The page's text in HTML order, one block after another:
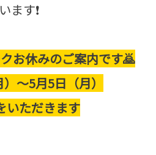
います❗
お休みのご案内です🙇
～5月5日（月）
いただきます